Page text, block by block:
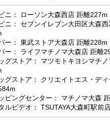
ニ： ローソン大森西店 距離227m
ニ： セブンイレブン大田区大森
ー： 東武ストア大森店 距離228m
ー： ライフマチノマ大森店 距離
グストア： マツモトキヨシマチ
グストア： クリエイトエス・デ
ピングセンター： マチノマ大森
ルビデオ： TSUTAYA大森町駅前